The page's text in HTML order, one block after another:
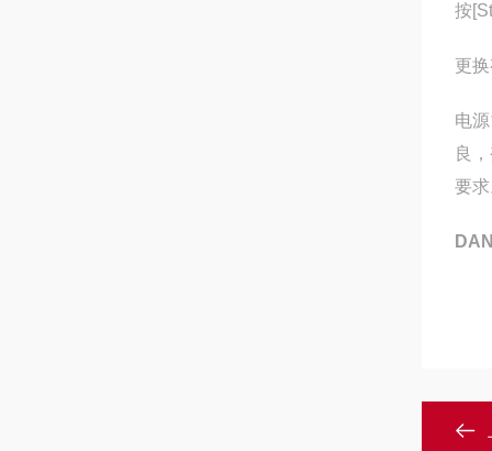
按
更
电
良
要